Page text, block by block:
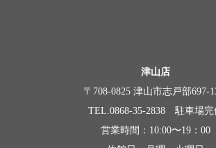
津山店
〒708-0825 津山市志戸部697-
TEL.0868-35-2838 駐車場完
営業時間：10:00〜19：00